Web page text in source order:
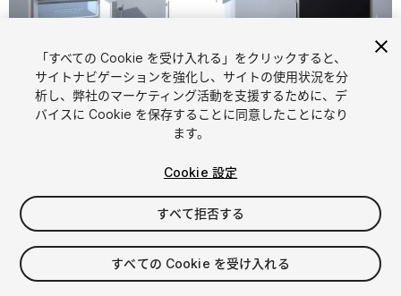
1/ 13
$20
消費税は決済時に計算されます
「すべての Cookie を受け入れる」をクリックすると、
サイトナビゲーションを強化し、サイトの使用状況を分
析し、弊社のマーケティング活動を支援するために、デ
バイスに Cookie を保存することに同意したことになり
ます。
Cookie 設定
すべて拒否する
すべての Cookie を受け入れる